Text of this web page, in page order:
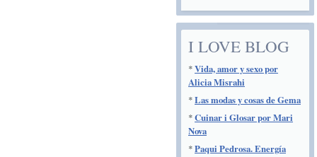
I LOVE BLOG
*Vida, amor y sexo por
Alicia Misrahi
*Las modas y cosas de Gema
*Cuinar i Glosar por Mari
Nova
*Paqui Pedrosa. Energía